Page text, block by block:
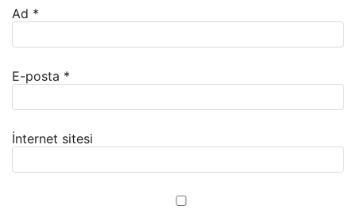
Ad *
E-posta *
İnternet sitesi